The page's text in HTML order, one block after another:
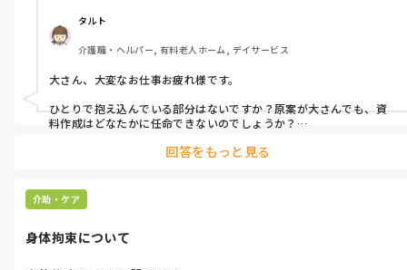
タルト
介護職・ヘルパー, 有料老人ホーム, デイサービス
大さん、大変なお仕事お疲れ様です。
ひとりで抱え込んでいる部分はないですか？原案が大さんでも、資
料作成はどなたかに任命できないのでしょうか？
仕事を皆さんに振るのもリーダーかと。
回答をもっと見る
介助・ケア
身体拘束について